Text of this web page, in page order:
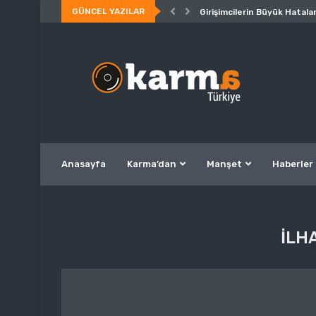
GÜNCEL YAZILAR Girişimcilerin Büyük
Anasayfa Karma’dan Manşet Haberler